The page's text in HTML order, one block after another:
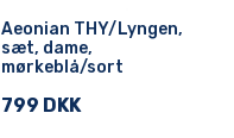
Aeonian THY/Lyngen,
sæt, dame,
mørkeblå/sort
799 DKK